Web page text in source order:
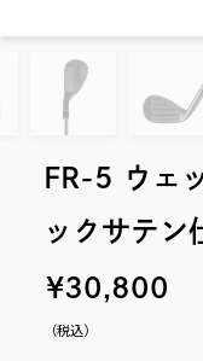
FR-5 ウェ
ックサテン
（税込）